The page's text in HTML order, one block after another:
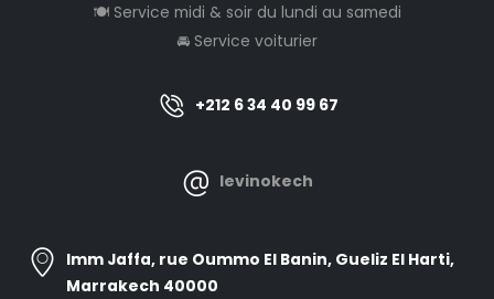
🍽️ Service midi & soir du lundi au samedi
🚘 Service voiturier
+212 6 34 40 99 67
levinokech
Imm Jaffa, rue Oummo El Banin, Gueliz El Harti,
Marrakech 40000